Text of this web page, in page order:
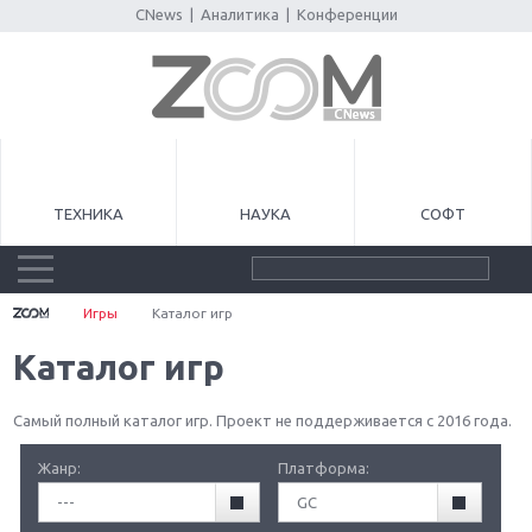
CNews Аналитика Конференции
ТЕХНИКА НАУКА СОФТ
Игры Каталог игр
Каталог игр
Самый полный каталог игр. Проект не поддерживается с 2016 года.
Жанр:
---
Платформа:
GC